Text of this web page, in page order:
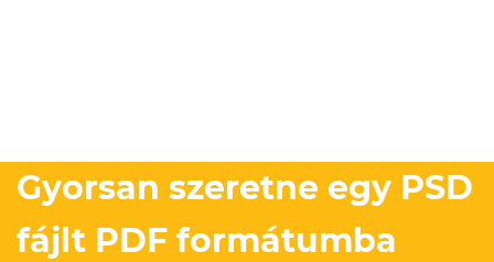
Gyorsan szeretne egy PSD
fájlt PDF formátumba